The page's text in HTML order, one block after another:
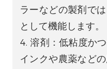
ラーなどの製剤で
として機能します。
4. 溶剤：低粘度か
インクや農薬など